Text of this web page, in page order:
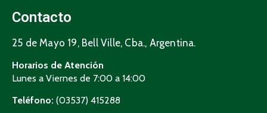
Contacto
25 de Mayo 19, Bell Ville, Cba., Argentina.
Horarios de Atención
Lunes a Viernes de 7:00 a 14:00
Teléfono: (03537) 415288